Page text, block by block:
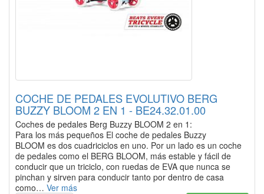
COCHE DE PEDALES EVOLUTIVO BERG
BUZZY BLOOM 2 EN 1 - BE24.32.01.00
Coches de pedales Berg Buzzy BLOOM 2 en 1:
Para los más pequeños El coche de pedales Buzzy
BLOOM es dos cuadriciclos en uno. Por un lado es un coche
de pedales como el BERG BLOOM, más estable y fácil de
conducir que un triciclo, con ruedas de EVA que nunca se
pinchan y sirven para conducir tanto por dentro de casa
como… Ver más